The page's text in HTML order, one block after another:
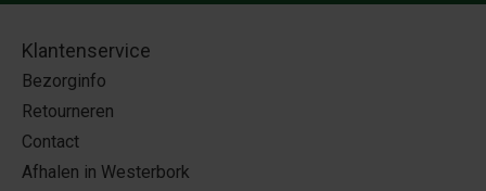
Klantenservice
Bezorginfo
Retourneren
Contact
Afhalen in Westerbork